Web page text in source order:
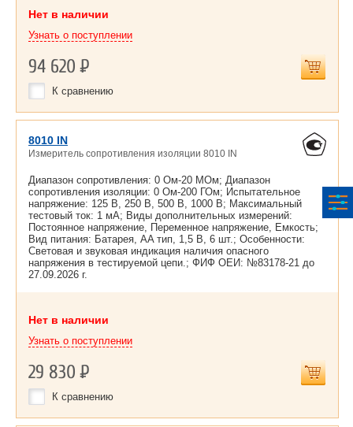
Нет в наличии
Узнать о поступлении
94 620Р
К сравнению
8010 IN
Измеритель сопротивления изоляции 8010 IN
Диапазон сопротивления: 0 Ом-20 МОм; Диапазон
сопротивления изоляции: 0 Ом-200 ГОм; Испытательное
напряжение: 125 В, 250 В, 500 В, 1000 В; Максимальный
тестовый ток: 1 мА; Виды дополнительных измерений:
Постоянное напряжение, Переменное напряжение, Емкость;
Вид питания: Батарея, AA тип, 1,5 В, 6 шт.; Особенности:
Световая и звуковая индикация наличия опасного
напряжения в тестируемой цепи.; ФИФ ОЕИ: №83178-21 до
27.09.2026 г.
Нет в наличии
Узнать о поступлении
29 830Р
К сравнению